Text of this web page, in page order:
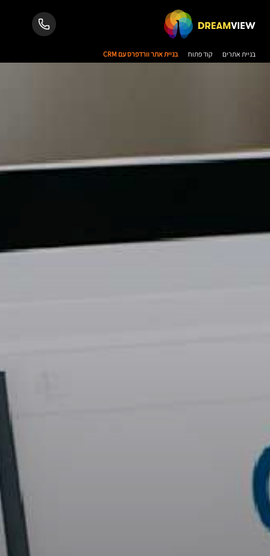
בניית אתרים קוד פתוח בניית אתר וורדפרס עם CRM